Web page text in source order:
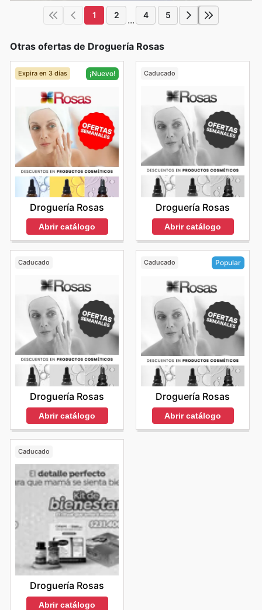
1 2 ... 4 5
Otras ofertas de Droguería Rosas
Expira en 3 días ¡Nuevo!
Droguería Rosas
Abrir catálogo
Caducado
Droguería Rosas
Abrir catálogo
Caducado
Droguería Rosas
Abrir catálogo
Caducado Popular
Droguería Rosas
Abrir catálogo
Caducado
Droguería Rosas
Abrir catálogo